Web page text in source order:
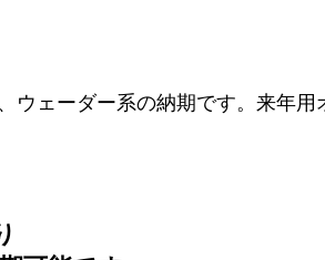
ウェーダー系の納期です。来年用